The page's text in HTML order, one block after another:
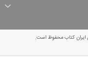
ایران کتاب محفوظ است.